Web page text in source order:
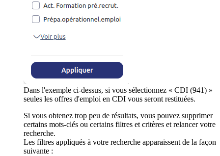
Dans l'exemple ci-dessus, si vous sélectionnez « CDI (941) »
seules les offres d'emploi en CDI vous seront restituées.
Si vous obtenez trop peu de résultats, vous pouvez supprimer
certains mots-clés ou certains filtres et critères et relancer votre
recherche.
Les filtres appliqués à votre recherche apparaissent de la façon
suivante :